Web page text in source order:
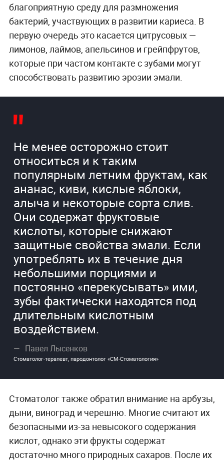
благоприятную среду для размножения
бактерий, участвующих в развитии кариеса. В
первую очередь это касается цитрусовых —
лимонов, лаймов, апельсинов и грейпфрутов,
которые при частом контакте с зубами могут
способствовать развитию эрозии эмали.
Не менее осторожно стоит
относиться и к таким
популярным летним фруктам, как
ананас, киви, кислые яблоки,
алыча и некоторые сорта слив.
Они содержат фруктовые
кислоты, которые снижают
защитные свойства эмали. Если
употреблять их в течение дня
небольшими порциями и
постоянно «перекусывать» ими,
зубы фактически находятся под
длительным кислотным
воздействием.
Павел Лысенков
Стоматолог-терапевт, пародонтолог «СМ-Стоматология»
Стоматолог также обратил внимание на арбузы,
дыни, виноград и черешню. Многие считают их
безопасными из-за невысокого содержания
кислот, однако эти фрукты содержат
достаточно много природных сахаров. После их